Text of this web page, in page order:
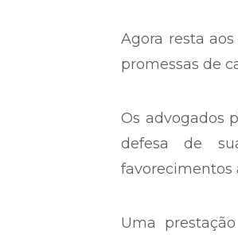
Agora resta
promessas de
Os advogados
defesa de
favorecimentos
Uma